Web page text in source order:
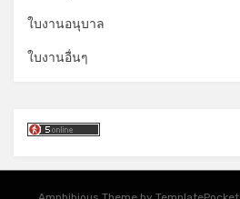
ใบงานอนุบาล
ใบงานอื่นๆ